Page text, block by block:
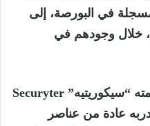
في البورصة، إلى
خلال وجودهم في
ويلاحظ تراب الذي دربت منظمته “سيكوريتيه” Securyter
تدربه عادة من عناصر